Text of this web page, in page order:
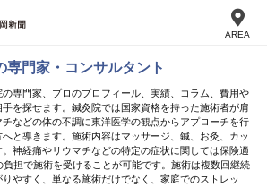
AREA
専門家・コンサルタント
専門家、プロのプロフィール、実績、コラム、費用や
を探せます。鍼灸院では国家資格を持った施術者が肩
などの体の不調に東洋医学の観点からアプローチを行
と導きます。施術内容はマッサージ、鍼、お灸、カッ
神経痛やリウマチなどの特定の症状に関しては保険適
担で施術を受けることが可能です。施術は複数回継続
やすく、単なる施術だけでなく、家庭でのストレッ